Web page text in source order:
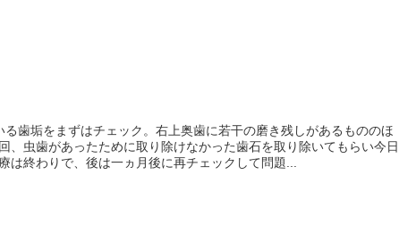
歯垢をまずはチェック。右上奥歯に若干の磨き残しがあるもののほ
、虫歯があったために取り除けなかった歯石を取り除いてもらい今日
は終わりで、後は一ヵ月後に再チェックして問題...